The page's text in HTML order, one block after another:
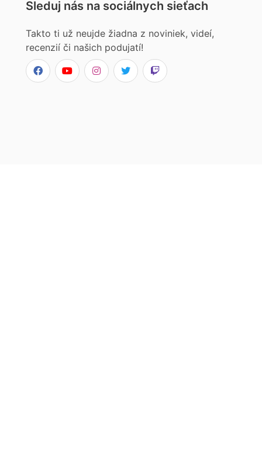
Sleduj nás na sociálnych sieťach
Takto ti už neujde žiadna z noviniek, videí,
recenzií či našich podujatí!